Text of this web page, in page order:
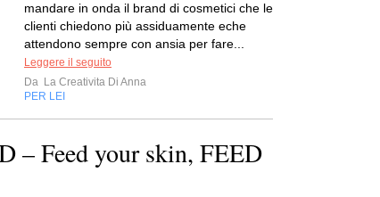
mandare in onda il brand di cosmetici che le
clienti chiedono più assiduamente eche
attendono sempre con ansia per fare...
Leggere il seguito
Da La Creativita Di Anna
PER LEI
– Feed your skin, FEED